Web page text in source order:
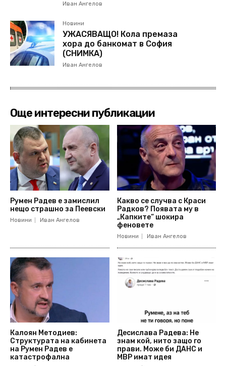
Иван Ангелов
Новини
УЖАСЯВАЩО! Кола премаза
хора до банкомат в София
(СНИМКА)
Иван Ангелов
Още интересни публикации
Румен Радев е замислил
нещо страшно за Пеевски
Новини Иван Ангелов
Какво се случва с Краси
Радков? Появата му в
„Капките“ шокира
феновете
Новини Иван Ангелов
Калоян Методиев:
Структурата на кабинета
на Румен Радев е
катастрофална
Десислава Радева: Не
знам кой, нито защо го
прави. Може би ДАНС и
МВР имат идея